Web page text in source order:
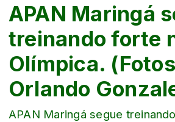
APAN Maringá
treinando forte
Olímpica.
Orlando
APAN Maringá segue